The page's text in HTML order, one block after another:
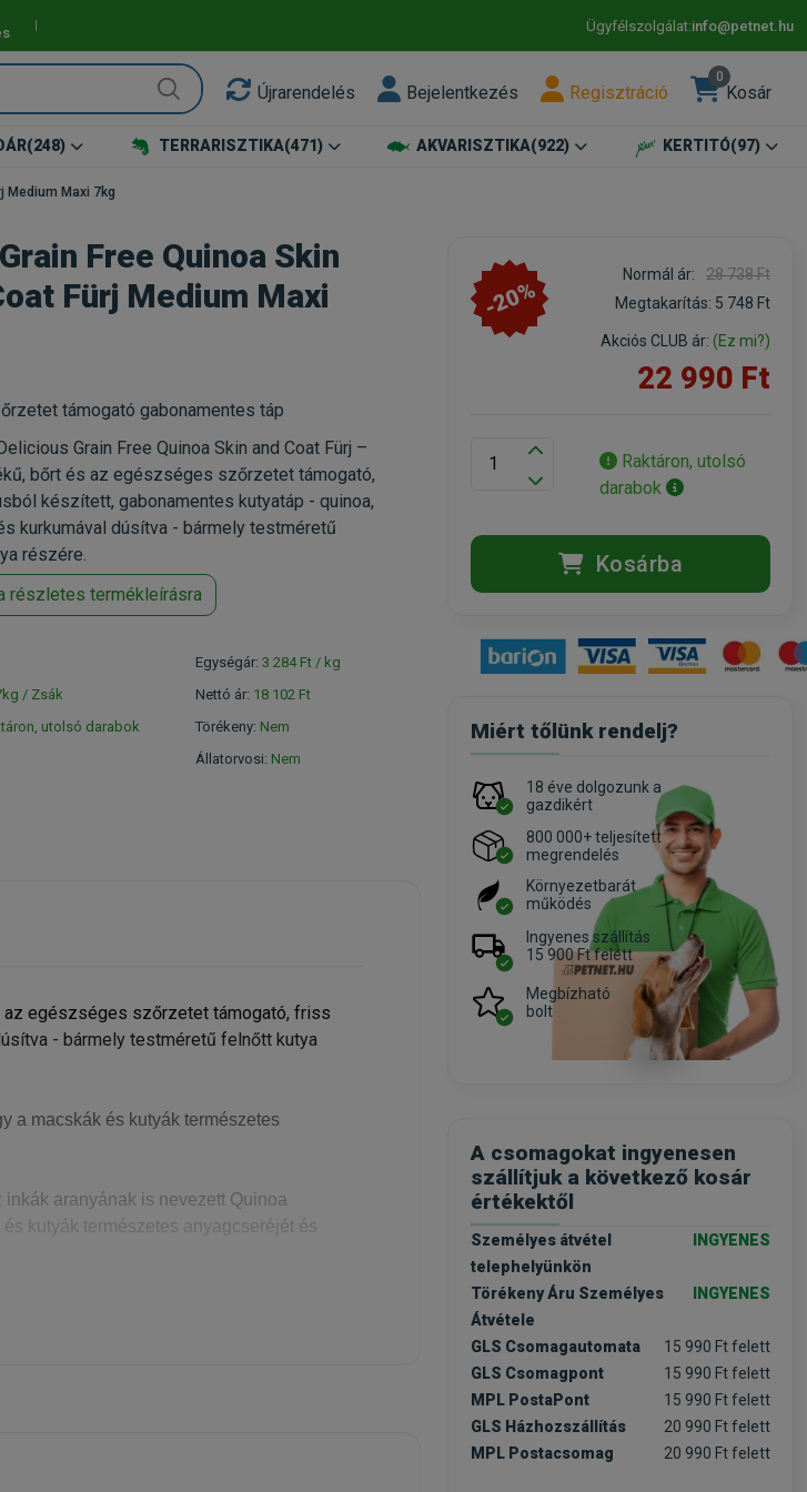
Ügyfélszolgálat:info@petnet.hu
Újrarendelés Bejelentkezés Regisztráció
0
Kosár
(248) TERRARISZTIKA(471) AKVARISZTIKA(922) KERTITÓ(97)
Medium Maxi 7kg
Free Quinoa Skin
Fürj Medium Maxi
támogató gabonamentes táp
Grain Free Quinoa Skin and Coat Fürj –
bőrt és az egészséges szőrzetet támogató,
készített, gabonamentes kutyatáp - quinoa,
kurkumával dúsítva - bármely testméretű
részére.
részletes termékleírásra
/ Zsák
utolsó darabok
Egységár: 3 284 Ft / kg
Nettó ár: 18 102 Ft
Törékeny: Nem
Állatorvosi: Nem
az egészséges szőrzetet támogató, friss
- bármely testméretű felnőtt kutya
a macskák és kutyák természetes
aranyának is nevezett Quinoa
kutyák természetes anyagcseréjét és
és gyógyításában vállal
-20%
Normál ár:
28 738 Ft
Megtakarítás: 5 748 Ft
Akciós CLUB ár: (Ez mi?)
22 990 Ft
Raktáron, utolsó
darabok
Kosárba
Miért tőlünk rendelj?
18 éve dolgozunk a
gazdikért
800 000+ teljesített
megrendelés
Környezetbarát
működés
Ingyenes szállítás
15 900 Ft felett
Megbízható
bolt
A csomagokat ingyenesen
szállítjuk a következő kosár
értékektől
Személyes átvétel
telephelyünkön
INGYENES
Törékeny Áru Személyes
Átvétele
INGYENES
GLS Csomagautomata
15 990 Ft felett
GLS Csomagpont
15 990 Ft felett
MPL PostaPont
15 990 Ft felett
GLS Házhozszállítás
20 990 Ft felett
MPL Postacsomag
20 990 Ft felett